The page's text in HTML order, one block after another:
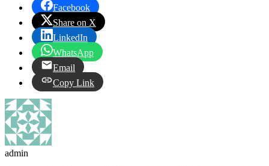
Facebook
Share on X
LinkedIn
WhatsApp
Email
Copy Link
admin